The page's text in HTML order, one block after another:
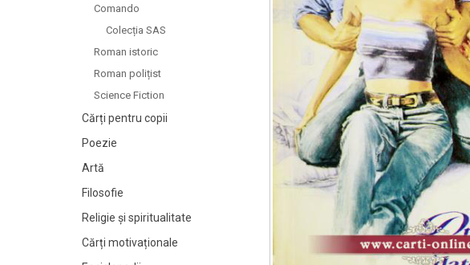
Comando
Colecția SAS
Roman istoric
Roman polițist
Science Fiction
Cărți pentru copii
Poezie
Artă
Filosofie
Religie și spiritualitate
Cărți motivaționale